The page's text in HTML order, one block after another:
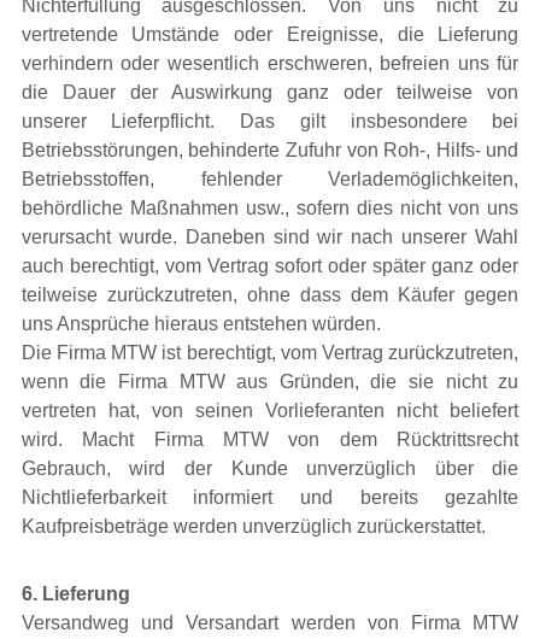
Nichterfüllung ausgeschlossen. Von uns nicht zu
vertretende Umstände oder Ereignisse, die Lieferung
verhindern oder wesentlich erschweren, befreien uns für
die Dauer der Auswirkung ganz oder teilweise von
unserer Lieferpflicht. Das gilt insbesondere bei
Betriebsstörungen, behinderte Zufuhr von Roh-, Hilfs- und
Betriebsstoffen, fehlender Verlademöglichkeiten,
behördliche Maßnahmen usw., sofern dies nicht von uns
verursacht wurde. Daneben sind wir nach unserer Wahl
auch berechtigt, vom Vertrag sofort oder später ganz oder
teilweise zurückzutreten, ohne dass dem Käufer gegen
uns Ansprüche hieraus entstehen würden.
Die Firma MTW ist berechtigt, vom Vertrag zurückzutreten,
wenn die Firma MTW aus Gründen, die sie nicht zu
vertreten hat, von seinen Vorlieferanten nicht beliefert
wird. Macht Firma MTW von dem Rücktrittsrecht
Gebrauch, wird der Kunde unverzüglich über die
Nichtlieferbarkeit informiert und bereits gezahlte
Kaufpreisbeträge werden unverzüglich zurückerstattet.
6. Lieferung
Versandweg und Versandart werden von Firma MTW